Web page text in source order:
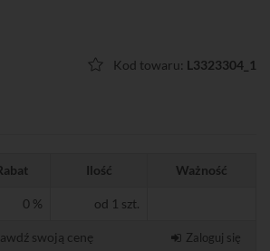
Kod towaru: L3323304_1
Ilość Ważność
0 % od 1 szt.
swoją cenę Zaloguj się